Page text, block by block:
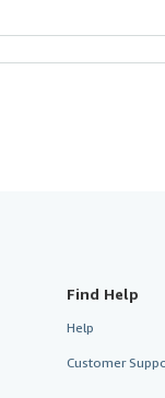
Find Help
Help
Customer